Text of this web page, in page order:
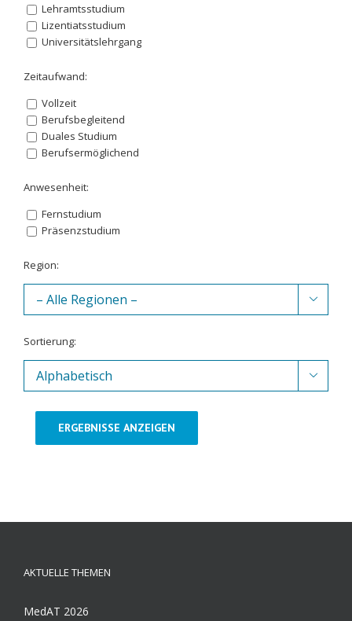
Lehramtsstudium
Lizentiatsstudium
Universitätslehrgang
Zeitaufwand:
Vollzeit
Berufsbegleitend
Duales Studium
Berufsermöglichend
Anwesenheit:
Fernstudium
Präsenzstudium
Region:

Sortierung:

ERGEBNISSE ANZEIGEN
AKTUELLE THEMEN
MedAT 2026